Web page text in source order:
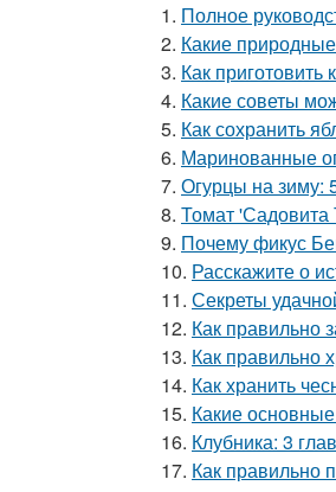
1. Полное
2. Какие
3. Как
4. Какие советы
5. Как сохранить
6. Маринованные
7. Огурцы на зиму:
8. Томат 'Садовита
9. Почему фикус
10. Расскажите о
11. Секреты
12. Как правильно
13. Как правильно
14. Как хранить
15. Какие
16. Клубника: 3
17. Как правильно